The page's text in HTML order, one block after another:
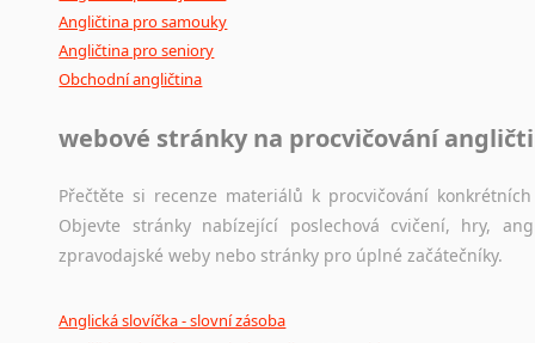
Angličtina pro samouky
Angličtina pro seniory
Obchodní angličtina
webové stránky na procvičování
Přečtěte si recenze materiálů k procvičování
Objevte stránky nabízející poslechová cvičení, hry,
zpravodajské weby nebo stránky pro úplné začátečníky.
Anglická slovíčka - slovní zásoba